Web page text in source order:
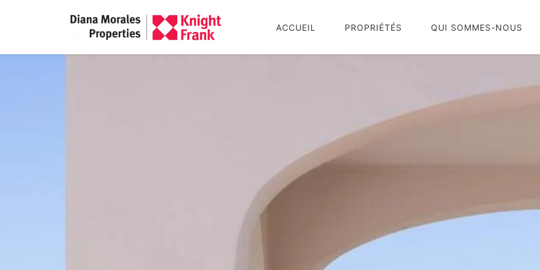
ACCUEIL PROPRIÉTÉS QUI SOMMES-NOUS